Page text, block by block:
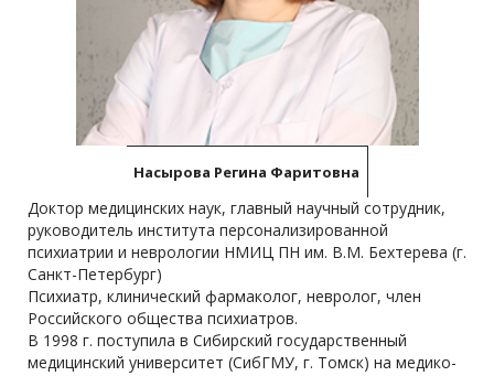
Насырова Регина Фаритовна
Доктор медицинских наук, главный научный сотрудник,
руководитель института персонализированной
психиатрии и неврологии НМИЦ ПН им. В.М. Бехтерева (г.
Санкт-Петербург)
Психиатр, клинический фармаколог, невролог, член
Российского общества психиатров.
В 1998 г. поступила в Сибирский государственный
медицинский университет (CибГМУ, г. Томск) на медико-